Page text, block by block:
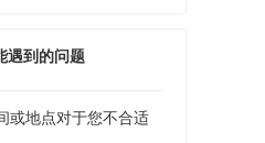
遇到的问题
或地点对于您不合适